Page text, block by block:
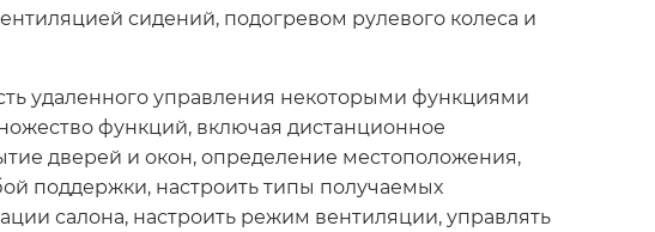
сидений, подогревом рулевого колеса и
удаленного управления некоторыми функциями
функций, включая дистанционное
дверей и окон, определение местоположения,
поддержки, настроить типы получаемых
салона, настроить режим вентиляции, управлять